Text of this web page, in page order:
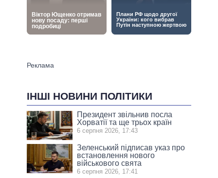
ІНШІ НОВИНИ ПОЛІТИКИ
Президент звільнив посла
Хорватії та ще трьох країн
6 серпня 2026, 17:43
Зеленський підписав указ про
встановлення нового
військового свята
6 серпня 2026, 17:41